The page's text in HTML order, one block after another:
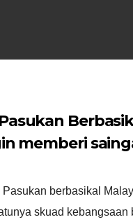
memberi
berbasikal
skuad kebangsaan